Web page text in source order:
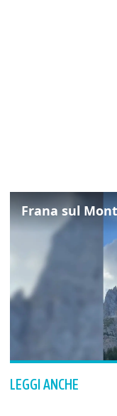
LEGGI ANCHE